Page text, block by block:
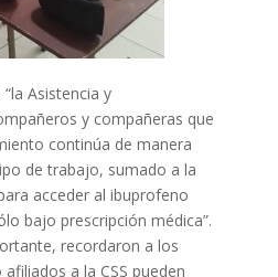
Asistencia y
y compañeras que
continúa de manera
de trabajo, sumado a la
acceder al ibuprofeno
bajo prescripción médica”.
recordaron a los
a la CSS pueden